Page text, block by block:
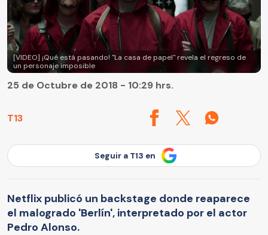
[VIDEO] ¡Qué está pasando! "La casa de papel" revela el regreso de
un personaje imposible
T13
25 de Octubre de 2018 - 10:29 hrs.
Seguir a T13 en
Netflix publicó un backstage donde reaparece
el malogrado 'Berlín', interpretado por el actor
Pedro Alonso.